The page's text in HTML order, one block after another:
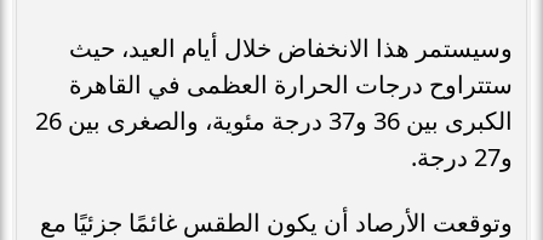
وسيستمر هذا الانخفاض خلال أيام العيد، حيث
ستتراوح درجات الحرارة العظمى في القاهرة
الكبرى بين 36 و37 درجة مئوية، والصغرى بين 26
و27 درجة.
وتوقعت الأرصاد أن يكون الطقس غائمًا جزئيًا مع